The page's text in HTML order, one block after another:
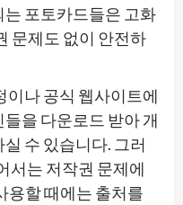
포토카드들은 고화
문제도 없이 안전하
이나 공식 웹사이트에
을 다운로드 받아 개
수 있습니다. 그러
서는 저작권 문제에
용할 때에는 출처를